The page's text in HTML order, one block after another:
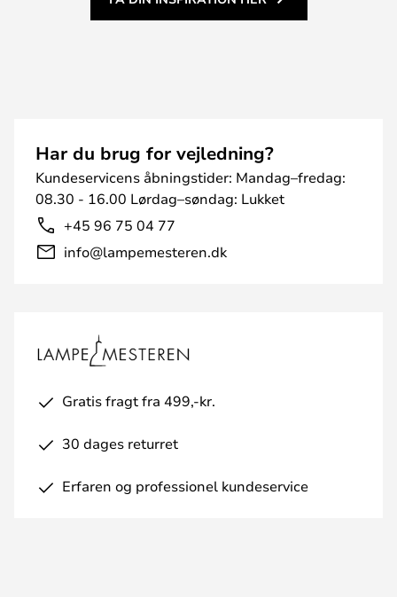
Har du brug for vejledning?
Kundeservicens åbningstider: Mandag–fredag:
08.30 - 16.00 Lørdag–søndag: Lukket
+45 96 75 04 77
info@lampemesteren.dk
Gratis fragt fra 499,-kr.
30 dages returret
Erfaren og professionel kundeservice